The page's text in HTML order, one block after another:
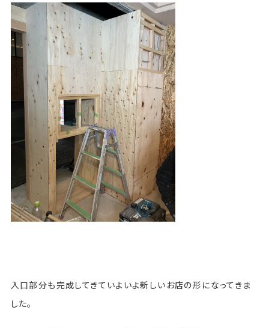
入口部分も完成してきていよいよ新しいお店の形になってきま
した。